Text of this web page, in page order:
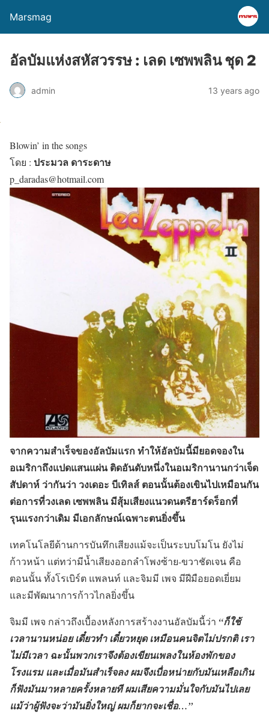
Marsmag
อัลบัมแห่งสหัสวรรษ : เลด เซพพลิน ชุด 2
admin 13 years ago
Blowin’ in the songs
โดย : ประมวล ดาระดาษ
p_daradas@hotmail.com
จากความสำเร็จของอัลบัมแรก ทำให้อัลบัมนี้มียอดจองใน
อเมริกาถึงแปดแสนแผ่น ติดอันดับหนึ่งในอเมริกานานกว่าเจ็ด
สัปดาห์ ว่ากันว่า วงเดอะ บีเทิลส์ ตอนนั้นต้องเขินไปเหมือนกัน
ต่อการที่วงเลด เซพพลิน มีสุ้มเสียงแนวดนตรีฮาร์ดร็อกที่
รุนแรงกว่าเดิม มีเอกลักษณ์เฉพาะตนยิ่งขึ้น
เทคโนโลยีด้านการบันทึกเสียงแม้จะเป็นระบบโมโน ยังไม่
ก้าวหน้า แต่ทว่ามีน้ำเสียงออกลำโพงซ้าย-ขวาชัดเจน คือ
ตอนนั้น ทั้งโรเบิร์ต แพลนท์ และจิมมี เพจ มีฝีมือยอดเยี่ยม
และมีพัฒนาการก้าวไกลยิ่งขึ้น
จิมมี เพจ กล่าวถึงเบื้องหลังการสร้างงานอัลบัมนี้ว่า “ก็ใช้
เวลานานหน่อย เดี๋ยวทำ เดี๋ยวหยุด เหมือนคนจิตไม่ปรกติ เรา
ไม่มีเวลา ฉะนั้นพวกเราจึงต้องเขียนเพลงในห้องพักของ
โรงแรม และเมื่อมันสำเร็จลง ผมจึงเบื่อหน่ายกับมันเหลือเกิน
ก็ฟังมันมาหลายครั้งหลายที ผมเสียความมั่นใจกับมันไปเลย
แม้ว่าผู้ฟังจะว่ามันยิ่งใหญ่ ผมก็ยากจะเชื่อ…”